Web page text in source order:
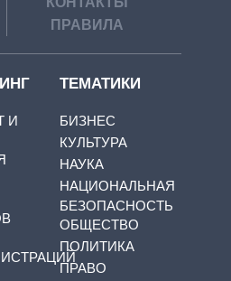
ПРАВИЛА
И
ТЕМАТИКИ
БИЗНЕС
КУЛЬТУРА
НАУКА
НАЦИОНАЛЬНАЯ
БЕЗОПАСНОСТЬ
ОБЩЕСТВО
ПОЛИТИКА
ПРАВО